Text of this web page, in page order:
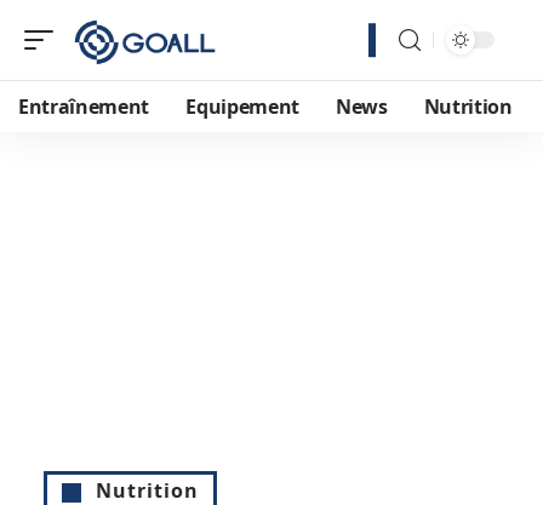
Entraînement Equipement News Nutrition
Nutrition